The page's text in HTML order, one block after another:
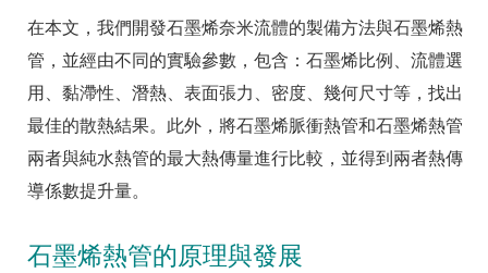
在本文，我們開發石墨烯奈米流體的製備方法與石墨烯熱
管，並經由不同的實驗參數，包含：石墨烯比例、流體選
用、黏滯性、潛熱、表面張力、密度、幾何尺寸等，找出
最佳的散熱結果。此外，將石墨烯脈衝熱管和石墨烯熱管
兩者與純水熱管的最大熱傳量進行比較，並得到兩者熱傳
導係數提升量。
石墨烯熱管的原理與發展